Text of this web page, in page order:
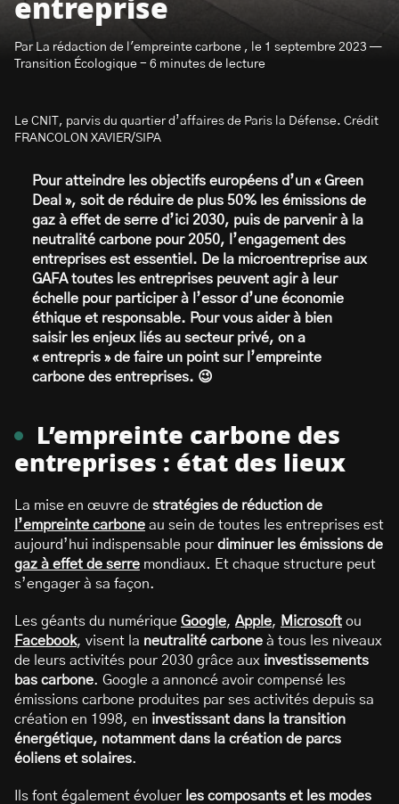
entreprise
Par La rédaction de l'empreinte carbone , le 1 septembre 2023 —
Transition Écologique - 6 minutes de lecture
Le CNIT, parvis du quartier d’affaires de Paris la Défense. Crédit
FRANCOLON XAVIER/SIPA
Pour atteindre les objectifs européens d’un « Green
Deal », soit de réduire de plus 50% les émissions de
gaz à effet de serre d’ici 2030, puis de parvenir à la
neutralité carbone pour 2050, l’engagement des
entreprises est essentiel. De la microentreprise aux
GAFA toutes les entreprises peuvent agir à leur
échelle pour participer à l’essor d’une économie
éthique et responsable. Pour vous aider à bien
saisir les enjeux liés au secteur privé, on a
« entrepris » de faire un point sur l’empreinte
carbone des entreprises. 😉
L’empreinte carbone des
entreprises : état des lieux
La mise en œuvre de stratégies de réduction de
l’empreinte carbone au sein de toutes les entreprises est
aujourd’hui indispensable pour diminuer les émissions de
gaz à effet de serre mondiaux. Et chaque structure peut
s’engager à sa façon.
Les géants du numérique Google, Apple, Microsoft ou
Facebook, visent la neutralité carbone à tous les niveaux
de leurs activités pour 2030 grâce aux investissements
bas carbone. Google a annoncé avoir compensé les
émissions carbone produites par ses activités depuis sa
création en 1998, en investissant dans la transition
énergétique, notamment dans la création de parcs
éoliens et solaires.
Ils font également évoluer les composants et les modes
S’abonner à la newsletter